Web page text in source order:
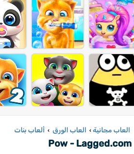
العاب مجانية › العاب الورق › ألعاب بنات
Pow - Lagged.com